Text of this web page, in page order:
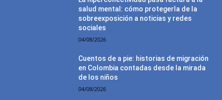
salud mental: cómo protegerla de la
sobreexposición a noticias y redes
sociales
04/08/2026
Cuentos de a pie: historias de migración
en Colombia contadas desde la mirada
de los niños
04/08/2026